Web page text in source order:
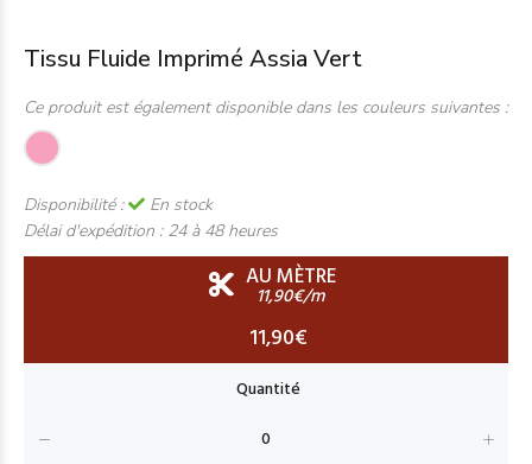
Tissu Fluide Imprimé Assia Vert
Ce produit est également disponible dans les couleurs suivantes :
Disponibilité :
En stock
Délai d'expédition : 24 à 48 heures
AU MÈTRE
11,90€/m
11,90€